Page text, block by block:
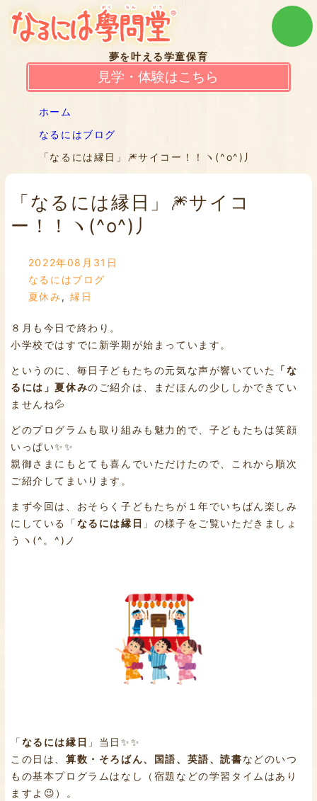
夢を叶える学童保育
見学・体験はこちら
ホーム
なるにはブログ
「なるには縁日」🎆サイコー！！ヽ(^o^)丿
「なるには縁日」🎆サイコ
ー！！ヽ(^o^)丿
2022年08月31日
なるにはブログ
夏休み ,縁日
８月も今日で終わり。
小学校ではすでに新学期が始まっています。
というのに、毎日子どもたちの元気な声が響いていた 「な
るには」夏休みのご紹介は、まだほんの少ししかできてい
ませんね💦
どのプログラムも取り組みも魅力的で、子どもたちは笑顔
いっぱい✨✨
親御さまにもとても喜んでいただけたので、これから順次
ご紹介してまいります。
まず今回は、おそらく子どもたちが１年でいちばん楽しみ
にしている「なるには縁日 」の様子をご覧いただきましょ
うヽ(^。^)ノ
「なるには縁日 」当日✨✨
この日は、 算数・そろばん、国語、英語、読書などのいつ
もの基本プログラムはなし（宿題などの学習タイムはあり
ますよ😉）。